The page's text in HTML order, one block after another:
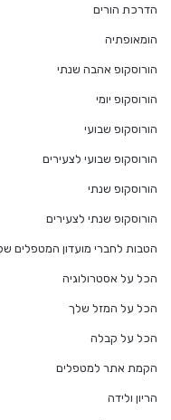
הדרכת הורים
הומאופתיה
הורוסקופ אהבה שנתי
הורוסקופ יומי
הורוסקופ שבועי
הורוסקופ שבועי לצעירים
הורוסקופ שנתי
הורוסקופ שנתי לצעירים
הטבות לחברי מועדון המטפלים
הכל על אסטרולוגיה
הכל על המזל שלך
הכל על קבלה
הקמת אתר למטפלים
הריון ולידה